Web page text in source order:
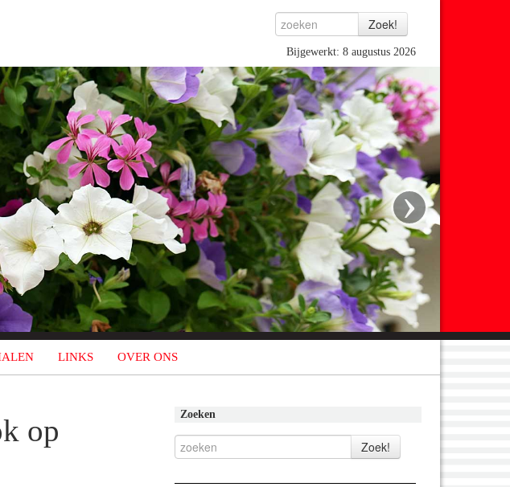
Bijgewerkt: 8 augustus 2026
›
LINKS OVER ONS
op
Zoeken